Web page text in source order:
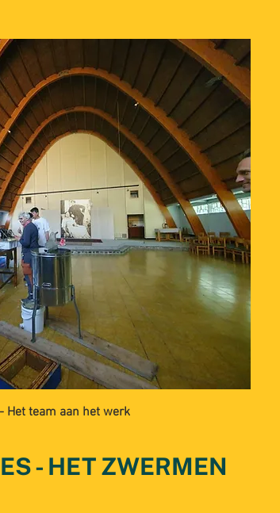
Het team aan het werk
- HET ZWERMEN